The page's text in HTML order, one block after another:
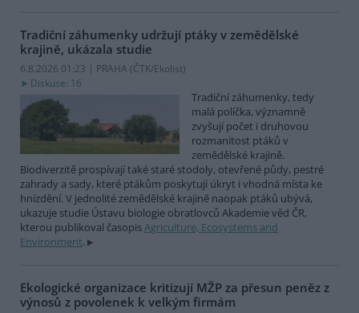
Tradiční záhumenky udržují ptáky v zemědělské
krajině, ukázala studie
6.8.2026 01:23 | PRAHA (ČTK/Ekolist)
Diskuse: 16
Tradiční záhumenky, tedy
malá políčka, významně
zvyšují počet i druhovou
rozmanitost ptáků v
zemědělské krajině.
Biodiverzitě prospívají také staré stodoly, otevřené půdy, pestré
zahrady a sady, které ptákům poskytují úkryt i vhodná místa ke
hnízdění. V jednolité zemědělské krajině naopak ptáků ubývá,
ukazuje studie Ústavu biologie obratlovců Akademie věd ČR,
kterou publikoval časopisAgriculture, Ecosystems and
Environment.
Ekologické organizace kritizují MŽP za přesun peněz z
výnosů z povolenek k velkým firmám